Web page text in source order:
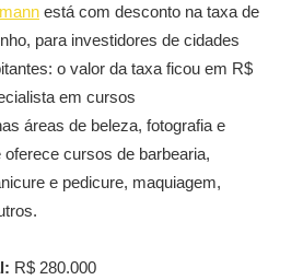
está com desconto na taxa de
para investidores de cidades
o valor da taxa ficou em R$
em cursos
áreas de beleza, fotografia e
cursos de barbearia,
e pedicure, maquiagem,
R$ 280.000